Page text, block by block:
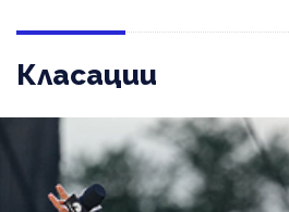
Класации